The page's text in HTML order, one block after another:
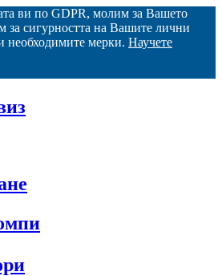
ви по GDPR, молим за Вашето
за сигурността на Вашите лични
необходимите мерки. Научете